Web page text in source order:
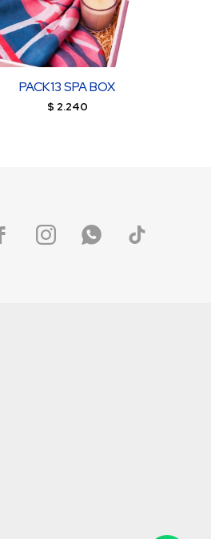
PACK13 SPA BOX
$ 2.240
  